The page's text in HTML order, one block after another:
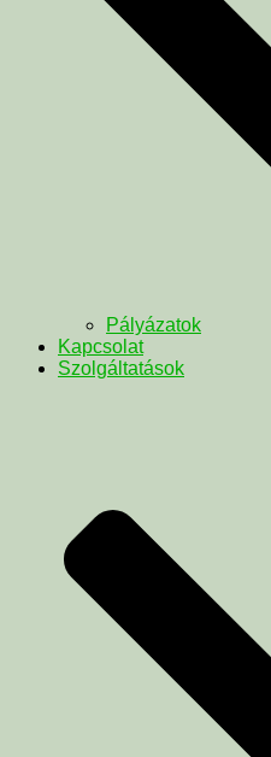
Pályázatok
Kapcsolat
Szolgáltatások